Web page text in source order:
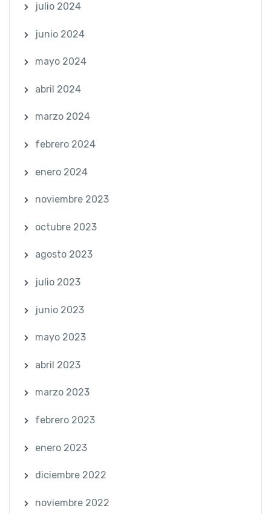
julio 2024
junio 2024
mayo 2024
abril 2024
marzo 2024
febrero 2024
enero 2024
noviembre 2023
octubre 2023
agosto 2023
julio 2023
junio 2023
mayo 2023
abril 2023
marzo 2023
febrero 2023
enero 2023
diciembre 2022
noviembre 2022